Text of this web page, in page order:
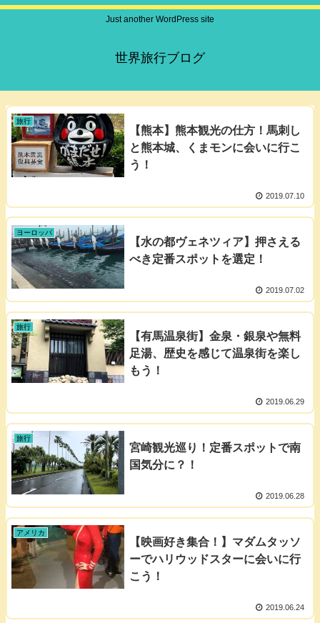
Just another WordPress site
世界旅行ブログ
旅行
【熊本】熊本観光の仕方！馬刺し
と熊本城、くまモンに会いに行こ
う！
2019.07.10
ヨーロッパ
【水の都ヴェネツィア】押さえる
べき定番スポットを選定！
2019.07.02
旅行
【有馬温泉街】金泉・銀泉や無料
足湯、歴史を感じて温泉街を楽し
もう！
2019.06.29
旅行
宮崎観光巡り！定番スポットで南
国気分に？！
2019.06.28
アメリカ
【映画好き集合！】マダムタッソ
ーでハリウッドスターに会いに行
こう！
2019.06.24